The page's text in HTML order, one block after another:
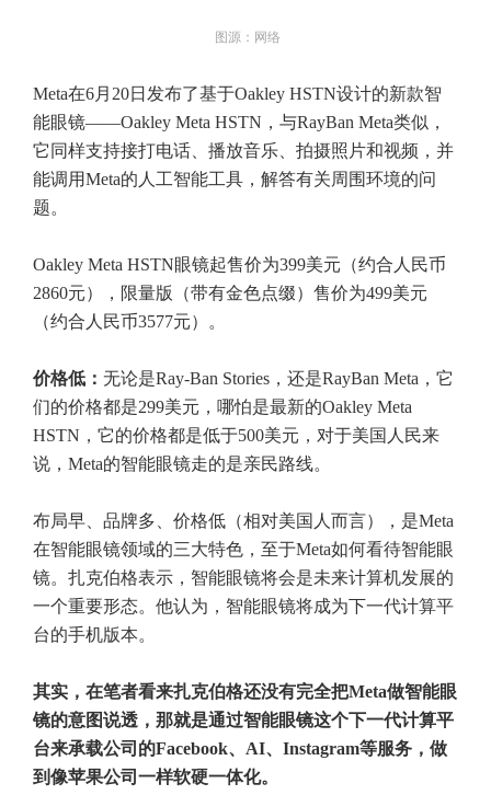
图源：网络
Meta在6月20日发布了基于Oakley HSTN设计的新款智
能眼镜——Oakley Meta HSTN，与RayBan Meta类似，
它同样支持接打电话、播放音乐、拍摄照片和视频，并
能调用Meta的人工智能工具，解答有关周围环境的问
题。
Oakley Meta HSTN眼镜起售价为399美元（约合人民币
2860元），限量版（带有金色点缀）售价为499美元
（约合人民币3577元）。
价格低： 无论是Ray-Ban Stories，还是RayBan Meta，它
们的价格都是299美元，哪怕是最新的Oakley Meta
HSTN，它的价格都是低于500美元，对于美国人民来
说，Meta的智能眼镜走的是亲民路线。
布局早、品牌多、价格低（相对美国人而言），是Meta
在智能眼镜领域的三大特色，至于Meta如何看待智能眼
镜。扎克伯格表示，智能眼镜将会是未来计算机发展的
一个重要形态。他认为，智能眼镜将成为下一代计算平
台的手机版本。
其实，在笔者看来扎克伯格还没有完全把Meta做智能眼
镜的意图说透，那就是通过智能眼镜这个下一代计算平
台来承载公司的Facebook、AI、Instagram等服务，做
到像苹果公司一样软硬一体化。